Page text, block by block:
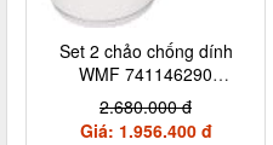
Set 2 chảo chống dính
WMF 741146290
24+28cm cán inox nội địa
Đức
2.680.000 đ
Giá: 1.956.400 đ